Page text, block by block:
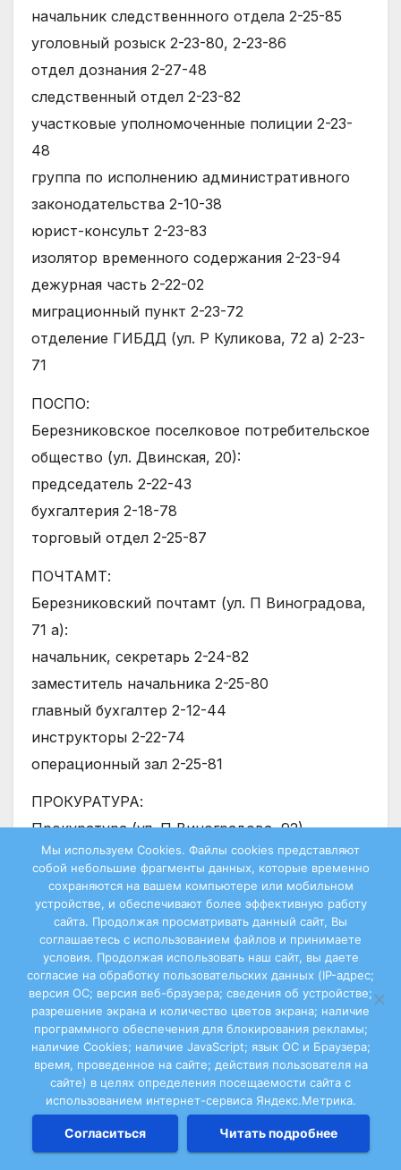
начальник следственнного отдела 2-25-85
уголовный розыск 2-23-80, 2-23-86
отдел дознания 2-27-48
следственный отдел 2-23-82
участковые уполномоченные полиции 2-23-
48
группа по исполнению административного
законодательства 2-10-38
юрист-консульт 2-23-83
изолятор временного содержания 2-23-94
дежурная часть 2-22-02
миграционный пункт 2-23-72
отделение ГИБДД (ул. Р Куликова, 72 а) 2-23-
71
ПОСПО:
Березниковское поселковое потребительское
общество (ул. Двинская, 20):
председатель 2-22-43
бухгалтерия 2-18-78
торговый отдел 2-25-87
ПОЧТАМТ:
Березниковский почтамт (ул. П Виноградова,
71 а):
начальник, секретарь 2-24-82
заместитель начальника 2-25-80
главный бухгалтер 2-12-44
инструкторы 2-22-74
операционный зал 2-25-81
ПРОКУРАТУРА:
Прокуратура (ул. П Виноградова, 92)
Прокурор 2-25-72
Заместитель прокурора 2-18-05
Старший помощник прокурора 2-19-84
Помощник прокурора 2-15-32
ПСИХОНЕВРОЛОГИЧЕСКИЙ ИНТЕРНАТ:
улица Уборевича, 11 2-24-76
РАДИО:
«Уездное радио — Березник» 8-950-259-34-
94
РЫБНАДЗОР:
Мы используем Cookies. Файлы сookies представляют
собой небольшие фрагменты данных, которые временно
сохраняются на вашем компьютере или мобильном
устройстве, и обеспечивают более эффективную работу
сайта. Продолжая просматривать данный сайт, Вы
соглашаетесь с использованием файлов и принимаете
условия. Продолжая использовать наш сайт, вы даете
согласие на обработку пользовательских данных (IP-адрес;
версия ОС; версия веб-браузера; сведения об устройстве;
разрешение экрана и количество цветов экрана; наличие
программного обеспечения для блокирования рекламы;
наличие Cookies; наличие JavaScript; язык ОС и Браузера;
время, проведенное на сайте; действия пользователя на
сайте) в целях определения посещаемости сайта с
использованием интернет-сервиса Яндекс.Метрика.
Согласиться Читать подробнее